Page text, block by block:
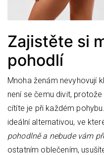
Zajistěte si
pohodlí
Mnoha ženám nevyhovují
není se čemu divit,
cítíte je při každém pohybu.
ideální alternativou, ve
pohodlně a nebude vám
ostatním oblečením,